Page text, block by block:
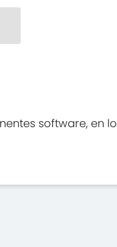
software, en lo